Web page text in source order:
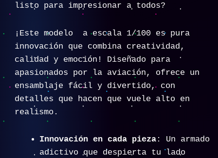
listo para impresionar a todos?
¡Este modelo a escala 1/100 es pura
innovación que combina creatividad,
calidad y emoción! Diseñado para
apasionados por la aviación, ofrece un
ensamblaje fácil y divertido, con
detalles que hacen que vuele alto en
realismo.
Innovación en cada pieza : Un armado
adictivo que despierta tu lado